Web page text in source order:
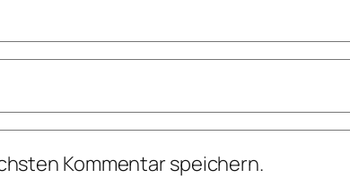
Kommentar speichern.